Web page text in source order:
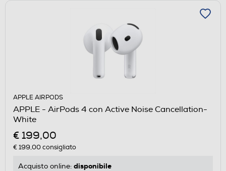
APPLE AIRPODS
APPLE - AirPods 4 con Active Noise Cancellation-
White
€ 199,00
€ 199,00consigliato
Acquisto online: disponibile